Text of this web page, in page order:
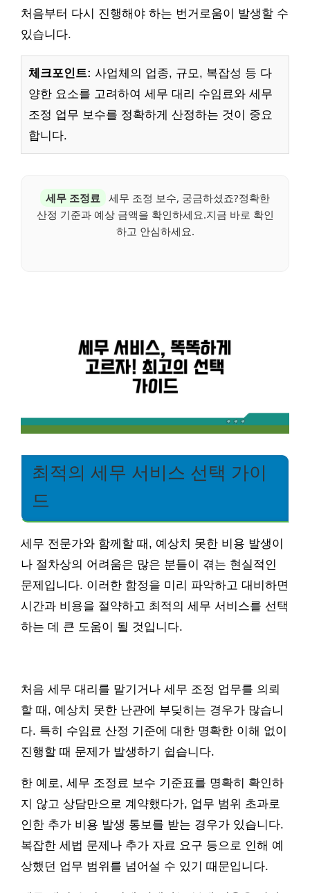
처음부터 다시 진행해야 하는 번거로움이 발생할 수
있습니다.
체크포인트: 사업체의 업종, 규모, 복잡성 등 다
양한 요소를 고려하여 세무 대리 수임료와 세무
조정 업무 보수를 정확하게 산정하는 것이 중요
합니다.
세무 조정료 세무 조정 보수, 궁금하셨죠?정확한
산정 기준과 예상 금액을 확인하세요.지금 바로 확인
하고 안심하세요.
최적의 세무 서비스 선택 가이
드
세무 전문가와 함께할 때, 예상치 못한 비용 발생이
나 절차상의 어려움은 많은 분들이 겪는 현실적인
문제입니다. 이러한 함정을 미리 파악하고 대비하면
시간과 비용을 절약하고 최적의 세무 서비스를 선택
하는 데 큰 도움이 될 것입니다.
처음 세무 대리를 맡기거나 세무 조정 업무를 의뢰
할 때, 예상치 못한 난관에 부딪히는 경우가 많습니
다. 특히 수임료 산정 기준에 대한 명확한 이해 없이
진행할 때 문제가 발생하기 쉽습니다.
한 예로, 세무 조정료 보수 기준표를 명확히 확인하
지 않고 상담만으로 계약했다가, 업무 범위 초과로
인한 추가 비용 발생 통보를 받는 경우가 있습니다.
복잡한 세법 문제나 추가 자료 요구 등으로 인해 예
상했던 업무 범위를 넘어설 수 있기 때문입니다.